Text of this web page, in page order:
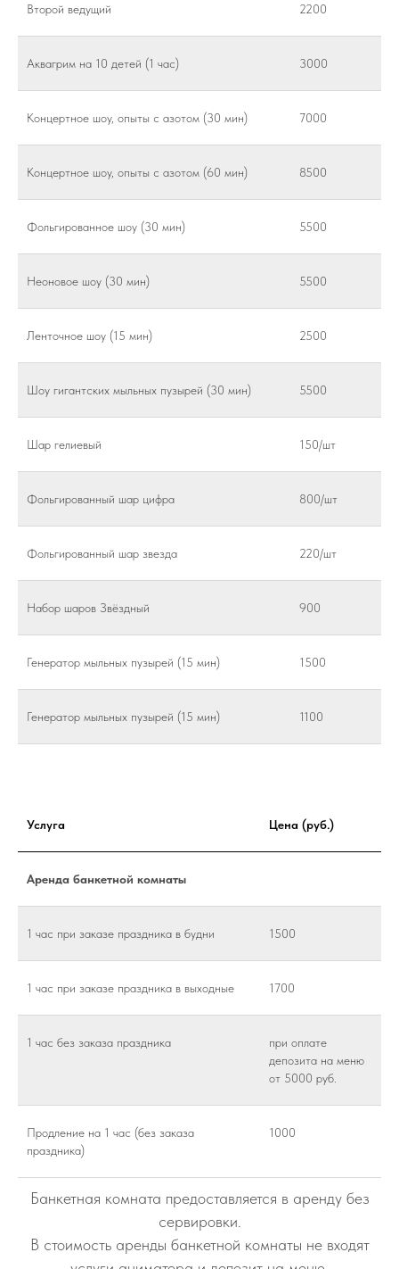
Второй ведущий 2200
Аквагрим на 10 детей (1 час) 3000
Концертное шоу, опыты с азотом (30 мин) 7000
Концертное шоу, опыты с азотом (60 мин) 8500
Фольгированное шоу (30 мин) 5500
Неоновое шоу (30 мин) 5500
Ленточное шоу (15 мин) 2500
Шоу гигантских мыльных пузырей (30 мин) 5500
Шар гелиевый 150/шт
Фольгированный шар цифра 800/шт
Фольгированный шар звезда 220/шт
Набор шаров Звёздный 900
Генератор мыльных пузырей (15 мин) 1500
Генератор мыльных пузырей (15 мин) 1100
Услуга Цена (руб.)
Аренда банкетной комнаты
1 час при заказе праздника в будни 1500
1 час при заказе праздника в выходные 1700
1 час без заказа праздника
при оплате
депозита на меню
от 5000 руб.
Продление на 1 час (без заказа
праздника)
1000
Банкетная комната предоставляется в аренду без
сервировки.
В стоимость аренды банкетной комнаты не входят